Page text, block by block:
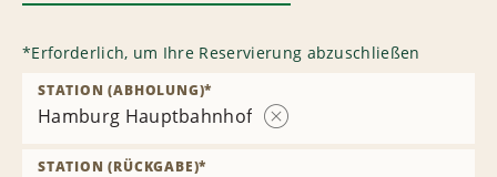
*Erforderlich, um Ihre Reservierung abzuschließen
Hamburg Hauptbahnhof
STATION (ABHOLUNG)*
STATION (RÜCKGABE)*